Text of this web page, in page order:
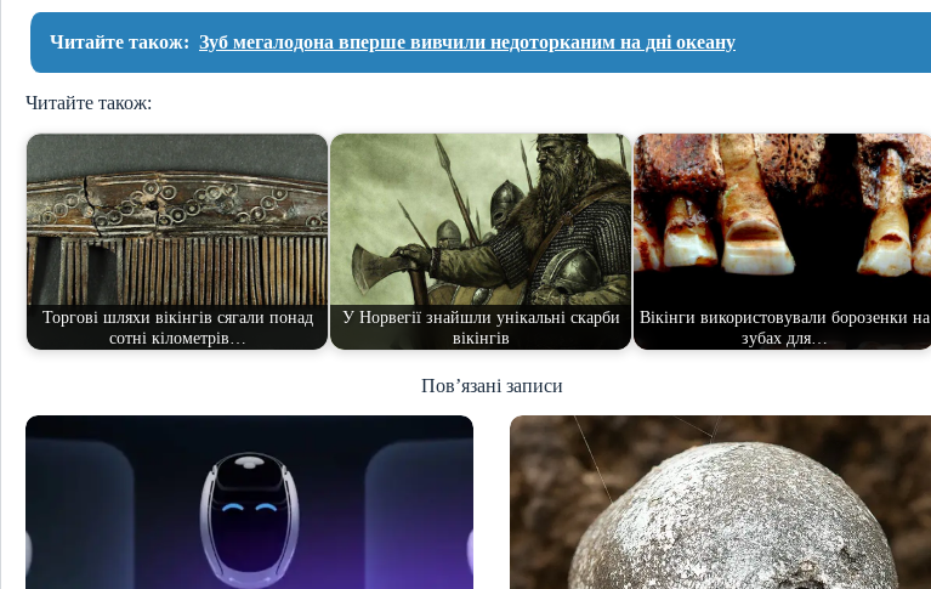
Читайте також: Зуб мегалодона вперше вивчили недоторканим на дні океану
Читайте також:
Торгові шляхи вікінгів сягали понад
сотні кілометрів…
У Норвегії знайшли унікальні скарби
вікінгів
Вікінги використовували борозенки на
зубах для…
Пов’язані записи